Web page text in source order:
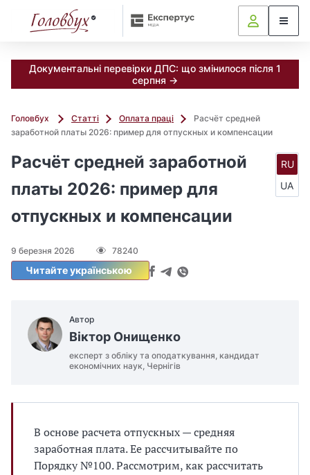
Документальні перевірки ДПС: що змінилося після 1
серпня →
Головбух Статті Оплата праці
Расчёт средней
заработной платы 2026: пример для отпускных и компенсации
Расчёт средней заработной
платы 2026: пример для
отпускных и компенсации
9 березня 2026 78240
Читайте українською
RU
UA
Автор
Віктор Онищенко
експерт з обліку та оподаткування, кандидат
економічних наук, Чернігів
В основе расчета отпускных — средняя
заработная плата. Ее рассчитывайте по
Порядку №100. Рассмотрим, как рассчитать